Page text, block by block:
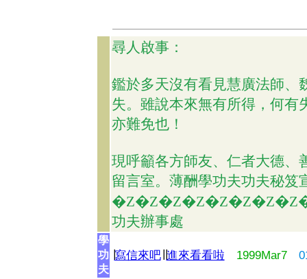
尋人啟事：
鑑於多天沒有看見慧廣法師、
失。雖說本來無有所得，何有
亦難免也！
現呼籲各方師友、仁者大德、
留言室。薄酬學功夫功夫秘笈
功夫辦事處
學
功
夫
寫信來吧∣∣ 進來看看啦 1999Mar7